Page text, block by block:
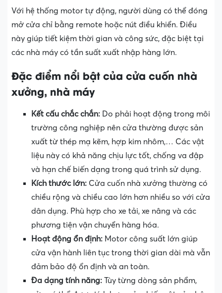
Với hệ thống motor tự động, người dùng có thể đóng
mở cửa chỉ bằng remote hoặc nút điều khiển. Điều
này giúp tiết kiệm thời gian và công sức, đặc biệt tại
các nhà máy có tần suất xuất nhập hàng lớn.
Đặc điểm nổi bật của cửa cuốn nhà
xưởng, nhà máy
Kết cấu chắc chắn: Do phải hoạt động trong môi
trường công nghiệp nên cửa thường được sản
xuất từ thép mạ kẽm, hợp kim nhôm,… Các vật
liệu này có khả năng chịu lực tốt, chống va đập
và hạn chế biến dạng trong quá trình sử dụng.
Kích thước lớn: Cửa cuốn nhà xưởng thường có
chiều rộng và chiều cao lớn hơn nhiều so với cửa
dân dụng. Phù hợp cho xe tải, xe nâng và các
phương tiện vận chuyển hàng hóa.
Hoạt động ổn định: Motor công suất lớn giúp
cửa vận hành liên tục trong thời gian dài mà vẫn
đảm bảo độ ổn định và an toàn.
Đa dạng tính năng: Tùy từng dòng sản phẩm,